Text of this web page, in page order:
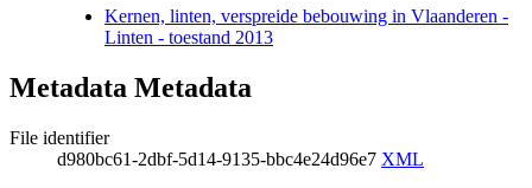
Kernen, linten, verspreide bebouwing in Vlaanderen -
Linten - toestand 2013
Metadata Metadata
File identifier
d980bc61-2dbf-5d14-9135-bbc4e24d96e7 XML